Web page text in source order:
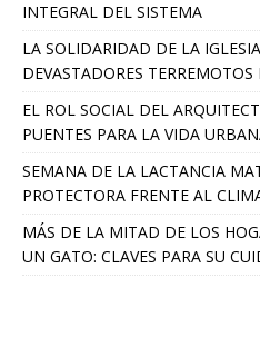
INTEGRAL DEL SISTEMA
LA SOLIDARIDAD DE LA
DEVASTADORES
EL ROL SOCIAL DEL
PUENTES PARA LA VIDA
SEMANA DE LA LACTANCIA
PROTECTORA FRENTE AL
MÁS DE LA MITAD DE LOS
UN GATO: CLAVES PARA SU